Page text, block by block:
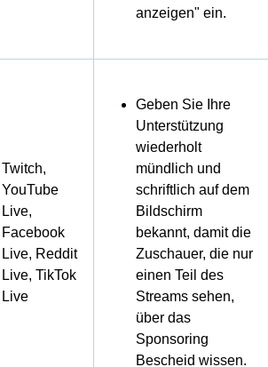
anzeigen" ein.
Twitch,
YouTube
Live,
Facebook
Live, Reddit
Live, TikTok
Live
Geben Sie Ihre
Unterstützung
wiederholt
mündlich und
schriftlich auf dem
Bildschirm
bekannt, damit die
Zuschauer, die nur
einen Teil des
Streams sehen,
über das
Sponsoring
Bescheid wissen.